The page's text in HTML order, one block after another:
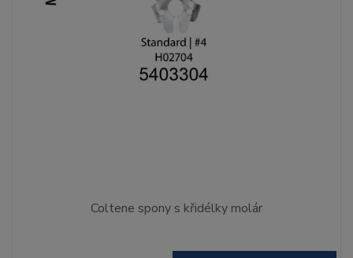
Coltene spony s křidélky molár